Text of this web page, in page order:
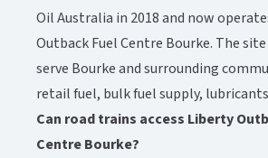
Oil Australia in 2018 and now
Outback Fuel Centre Bourke. The
serve Bourke and surrounding
retail fuel, bulk fuel supply, lubricants and AdBlue.​​​​‌
Can road trains access Liberty
Centre Bourke?​​​​‌ ‍ ​‍​‍‌‍ ‌ ​‍‌‍‍‌‌‍‌ ‌‍‍‌‌‍ ‍​‍​‍​ ‍‍​‍​‍‌ ​ ‌‍​‌‌‍ ‍‌‍‍‌‌ ‌​‌ ‍‌​‍ ‍‌‍‍‌‌‍ ​‍​‍​‍ ​​‍​‍‌‍‍​‌ ​‍‌‍‌‌‌‍‌‍​‍​‍​ ‍‍​‍​‍‌‍‍​‌ ‌​‌ ‌​‌ ​​‌ ​ ​ ‍‍​‍ ​‍ ‌‍ ​‌‍‍‌‌‍​‍‌‍‌‌‌ ​‍‌ ‌​‌ ‍‌​‍ ‌‌ ​ ‌ ‌​‌ ‌‌‌‍‌​‌‍‍‌‌‍ ​‍ ‍‌ ‌‍‌‍‌‌‌ ​‍‌‍​ ‌‍‌‌‌‍ ​​‍ ‍‌‍​‌‌ ​​‌ ​​​‍ ‌‍‍‌‌‍ ‍‌ ‌​‌‍‌‌‌‍ ‍‌ ‌​​‍ ‌‍‌‌‌‍‌​‌‍‍‌‌ ‌​​‍ ‌‍ ‌‌‍ ‌‍‌​‌‍‌‌​ ‌‌ ​​‌ ​‍‌‍‌‌‌ ​ ‌‍‌‌‌‍ ‍‌ ‌​‌‍​‌‌ ‌​‌‍‍‌‌‍ ‌‍ ‍​ ‍ ‌‍‍‌‌‍‌​​ ‌‌‍​‌​ ‍​‌‍​‍‌‍‌‌‌‍​‌​ ​‍‌‍​ ​ ‍‌​‍ ‌‌‍‌​​ ‌‌​ ‌‌​ ‌​​‍ ‌​ ‌​​ ‌‍​ ‍​‌‍‌‍​‍ ‌‌‍​‌‌‍​‌​ ‌‍​ ‍​​‍ ‌​ ‌‍‌‍​ ‌‍‌‌​ ​ ​ ‌‌​ ‌‌‌‍​‍‌‍​‍​ ‌​​ ‌‍‌‍​‌‌‍​‌​ ‍ ‌ ‌​‌ ‍‌‌ ​​‌‍‌‌​ ‌‌‍​‌‌ ​‍‌ ‌​‌‍‍‌‌‍​ ‌‍ ​‌‍‌‌​ ‍ ‌ ​​‌‍​‌‌ ‌​‌‍‍​​ ‌‌‍​ ‌‍ ‌‍ ‍‌ ‌​‌‍‌‌‌‍ ‍‌ ‌​‌​ ‌‌‍​‌‌ ‌​‌ ​‍‌‍‍‌‌ ‍​​‍‌‌​ ‌‌‌​​‍‌‌ ‌‍‍ ‌‍‌‌‌ ‍‌​‍‌‌​ ​ ‌​‌​​‍‌‌​ ​ ‌​‌​​‍‌‌​ ​‍​ ​‍​ ‌‍​ ​​​ ‌‌‌‍‌‍​ ​​‌‍​‌‌‍​‌​ ‌‌‌‍​‌​ ​ ​ ‌​​ ​‌​‍‌‌​ ​‍​ ​‍​‍‌‌​ ‌‌‌​‌​​‍ ‍‌‍​ ‌‍ ‌‍ ‍‌ ‌​‌‍‌‌‌‍ ‍‌ ‌​​‍‌‌​ ‌‌‌​​‍‌‌ ‌‍‍ ‌‍‌‌‌ ‍‌​‍‌‌​ ​ ‌​‌​​‍‌‌​ ​ ‌​‌​​‍‌‌​ ​‍​ ​‍​ ‍​​ ‌‍​ ​‌​ ‍​​ ‌​‌‍‌​​ ‌‍​ ‌​​ ‌‌​ ‍‌​ ‌‌​ ​‌​‍‌‌​ ​‍​ ​‍​‍‌‌​ ‌‌‌​‌​​‍ ‍‌‍​ ‌‍‍​‌‍‍‌‌‍ ​‌‍‌​‌ ​‍‌‍‌‌‌‍ ‍​‍‌‌​ ‌‌‌​​‍‌‌ ‌‍‍ ‌‍‌‌‌ ‍‌​‍‌‌​ ​ ‌​‌​​‍‌‌​ ​ ‌​‌​​‍‌‌​ ​‍​ ​‍‌‍‌‍​ ‌​​ ‌‍​ ​​​ ‍‌​ ‌‌​ ‌ ‌‍​ ​ ‌‌​ ‌‍​ ​‍​ ​ ​‍‌‌​ ​‍​ ​‍​‍‌‌​ ‌‌‌​‌​​‍ ‍‌ ‌​‌‍‌‌‌ ‍​‌ ‌​​ ‌‍​‍‌‍​‌‌ ​ ‌‍‌‌‌‌‌‌‌ ​‍‌‍ ​​ ‌‌‍‍​‌ ‌​‌ ‌​‌ ​​‌ ​ ​‍‌‌​ ​ ‌​​‌​‍‌‌​ ​‍‌​‌‍​‍‌‌​ ​‍‌​‌‍‌‍ ​‌‍‍‌‌‍​‍‌‍‌‌‌ ​‍‌ ‌​‌ ‍‌​‍ ‌‌ ​ ‌ ‌​‌ ‌‌‌‍‌​‌‍‍‌‌‍ ​‍ ‍‌ ‌‍‌‍‌‌‌ ​‍‌‍​ ‌‍‌‌‌‍ ​​‍ ‍‌‍​‌‌ ​​‌ ​​​‍‌‍‌‍‍‌‌‍‌​​ ‌‌‍​‌​ ‍​‌‍​‍‌‍‌‌‌‍​‌​ ​‍‌‍​ ​ ‍‌​‍ ‌‌‍‌​​ ‌‌​ ‌‌​ ‌​​‍ ‌​ ‌​​ ‌‍​ ‍​‌‍‌‍​‍ ‌‌‍​‌‌‍​‌​ ‌‍​ ‍​​‍ ‌​ ‌‍‌‍​ ‌‍‌‌​ ​ ​ ‌‌​ ‌‌‌‍​‍‌‍​‍​ ‌​​ ‌‍‌‍​‌‌‍​‌​‍‌‍‌ ‌​‌ ‍‌‌ ​​‌‍‌‌​ ‌‌‍​‌‌ ​‍‌ ‌​‌‍‍‌‌‍​ ‌‍ ​‌‍‌‌​‍‌‍‌ ​​‌‍​‌‌ ‌​‌‍‍​​ ‌‌‍​ ‌‍ ‌‍ ‍‌ ‌​‌‍‌‌‌‍ ‍‌ ‌​‌​ ‌‌‍​‌‌ ‌​‌ ​‍‌‍‍‌‌ ‍​​‍‌‌​ ‌‌‌​​‍‌‌ ‌‍‍ ‌‍‌‌‌ ‍‌​‍‌‌​ ​ ‌​‌​​‍‌‌​ ​ ‌​‌​​‍‌‌​ ​‍​ ​‍​ ‌‍​ ​​​ ‌‌‌‍‌‍​ ​​‌‍​‌‌‍​‌​ ‌‌‌‍​‌​ ​ ​ ‌​​ ​‌​‍‌‌​ ​‍​ ​‍​‍‌‌​ ‌‌‌​‌​​‍ ‍‌‍​ ‌‍ ‌‍ ‍‌ ‌​‌‍‌‌‌‍ ‍‌ ‌​​‍‌‌​ ‌‌‌​​‍‌‌ ‌‍‍ ‌‍‌‌‌ ‍‌​‍‌‌​ ​ ‌​‌​​‍‌‌​ ​ ‌​‌​​‍‌‌​ ​‍​ ​‍​ ‍​​ ‌‍​ ​‌​ ‍​​ ‌​‌‍‌​​ ‌‍​ ‌​​ ‌‌​ ‍‌​ ‌‌​ ​‌​‍‌‌​ ​‍​ ​‍​‍‌‌​ ‌‌‌​‌​​‍ ‍‌‍​ ‌‍‍​‌‍‍‌‌‍ ​‌‍‌​‌ ​‍‌‍‌‌‌‍ ‍​‍‌‌​ ‌‌‌​​‍‌‌ ‌‍‍ ‌‍‌‌‌ ‍‌​‍‌‌​ ​ ‌​‌​​‍‌‌​ ​ ‌​‌​​‍‌‌​ ​‍​ ​‍‌‍‌‍​ ‌​​ ‌‍​ ​​​ ‍‌​ ‌‌​ ‌ ‌‍​ ​ ‌‌​ ‌‍​ ​‍​ ​ ​‍‌‌​ ​‍​ ​‍​‍‌‌​ ‌‌‌​‌​​‍ ‍‌ ‌​‌‍‌‌‌ ‍​‌ ‌​​‍‌‍‌ ​​‌‍‌‌‌ ​‍‌ ​ ‌ ​​‌‍‌‌‌‍​ ‌ ‌​‌‍‍‌‌ ‌‍‌‍‌‌​ ‌‌ ​​‌ ‌‌‌‍​‍‌‍ ​‌‍‍‌‌ ​ ‌‍‍​‌‍‌‌‌‍‌​​‍​‍‌ ‌